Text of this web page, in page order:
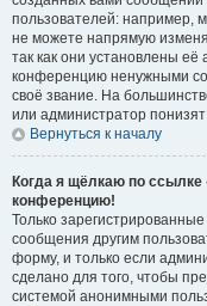
пользователей: например,
не можете напрямую
так как они установлены
конференцию ненужными
своё звание. На
или администратор
Вернуться к началу
Когда я щёлкаю по ссылке
конференцию!
Только
сообщения другим
форму, и только если
сделано для того, чтобы
системой анонимными